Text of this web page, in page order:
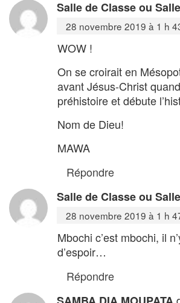
Salle de Classe ou
28 novembre 2019 à 1 h
WOW !
On se croirait en
avant Jésus-Christ
préhistoire et débute
Nom de Dieu!
MAWA
Répondre
Salle de Classe ou
28 novembre 2019 à 1 h
Mbochi c’est mbochi, il
d’espoir…
Répondre